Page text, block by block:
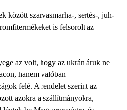
között szarvasmarha-, sertés-, juh-
is felsorolt az
az volt, hogy az ukrán áruk ne
hanem valóban
felé. A rendelet szerint az
azokra a szállítmányokra,